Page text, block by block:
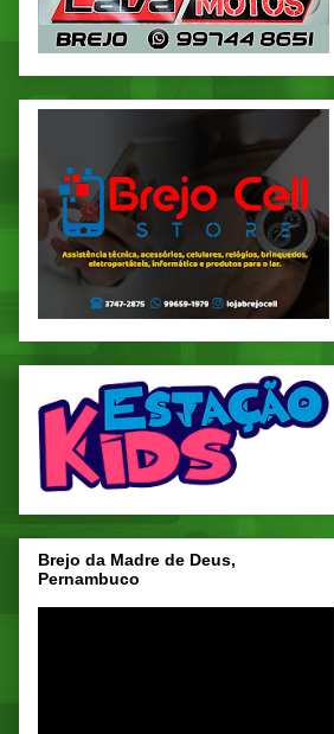
Brejo da Madre de Deus,
Pernambuco